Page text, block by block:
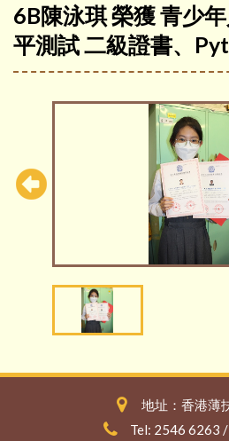
6B陳泳琪 榮獲 青少
平測試 二級證書、
地址：香港薄
Tel: 2546 6263